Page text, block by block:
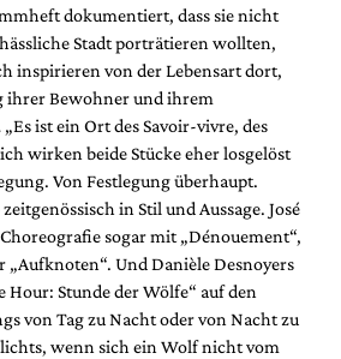
dokumentiert, dass sie nicht
Stadt porträtieren wollten,
inspirieren von der Lebensart dort,
ihrer Bewohner und ihrem
ist ein Ort des Savoir-vivre, des
wirken beide Stücke eher losgelöst
Von Festlegung überhaupt.
in Stil und Aussage. José
sogar mit „Dénouement“,
„Aufknoten“. Und Danièle Desnoyers
Hour: Stunde der Wölfe“ auf den
von Tag zu Nacht oder von Nacht zu
wenn sich ein Wolf nicht vom